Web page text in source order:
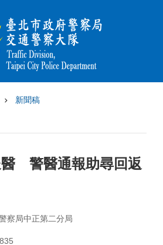
新聞稿
醫 警醫通報助尋回返
察局中正第二分局